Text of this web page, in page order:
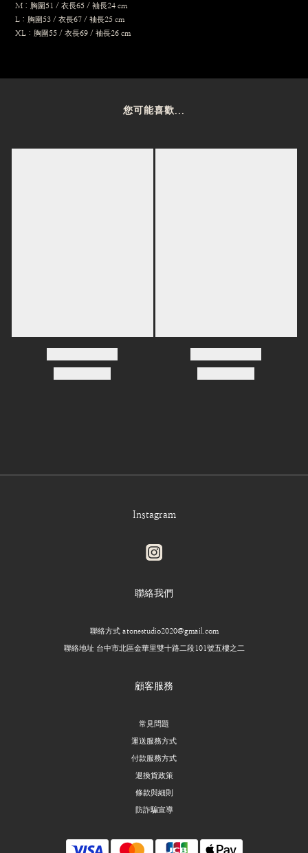
M：胸圍51 / 衣長65 / 袖長24 cm
L：胸圍53 / 衣長67 / 袖長25 cm
XL：胸圍55 / 衣長69 / 袖長26 cm
您可能喜歡...
Instagram
聯絡我們
聯絡方式 atonestudio2020@gmail.com
聯絡地址 台中市北區金華里雙十路二段101號五樓之二
顧客服務
常見問題
運送服務方式
付款服務方式
退換貨政策
條款與細則
防詐騙宣導